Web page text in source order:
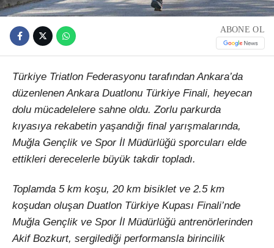
ABONE OL
Türkiye Triatlon Federasyonu tarafından Ankara’da
düzenlenen Ankara Duatlonu Türkiye Finali, heyecan
dolu mücadelelere sahne oldu. Zorlu parkurda
kıyasıya rekabetin yaşandığı final yarışmalarında,
Muğla Gençlik ve Spor İl Müdürlüğü sporcuları elde
ettikleri derecelerle büyük takdir topladı.
Toplamda 5 km koşu, 20 km bisiklet ve 2.5 km
koşudan oluşan Duatlon Türkiye Kupası Finali’nde
Muğla Gençlik ve Spor İl Müdürlüğü antrenörlerinden
Akif Bozkurt, sergilediği performansla birincilik